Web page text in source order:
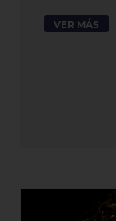
VER MÁS